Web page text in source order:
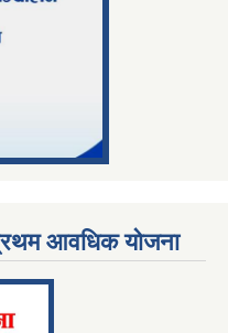
आवधिक योजना